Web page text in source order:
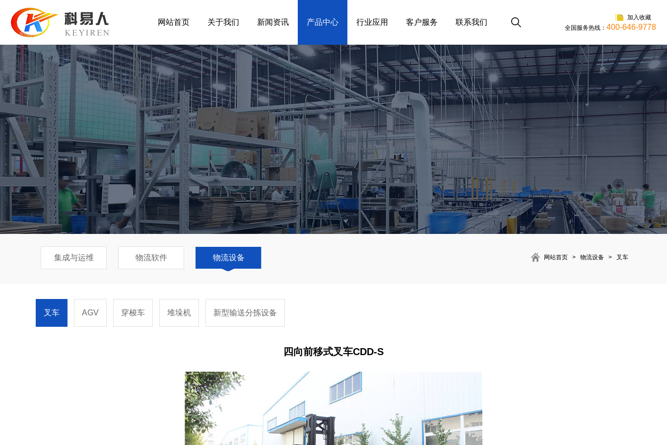
网站首页 关于我们 新闻资讯 产品中心 行业应用 客户服务 联系我们
加入收藏
全国服务热线： 400-646-9778
集成与运维 物流软件 物流设备 网站首页 > 物流设备 > 叉车
叉车 AGV 穿梭车 堆垛机 新型输送分拣设备
四向前移式叉车CDD-S